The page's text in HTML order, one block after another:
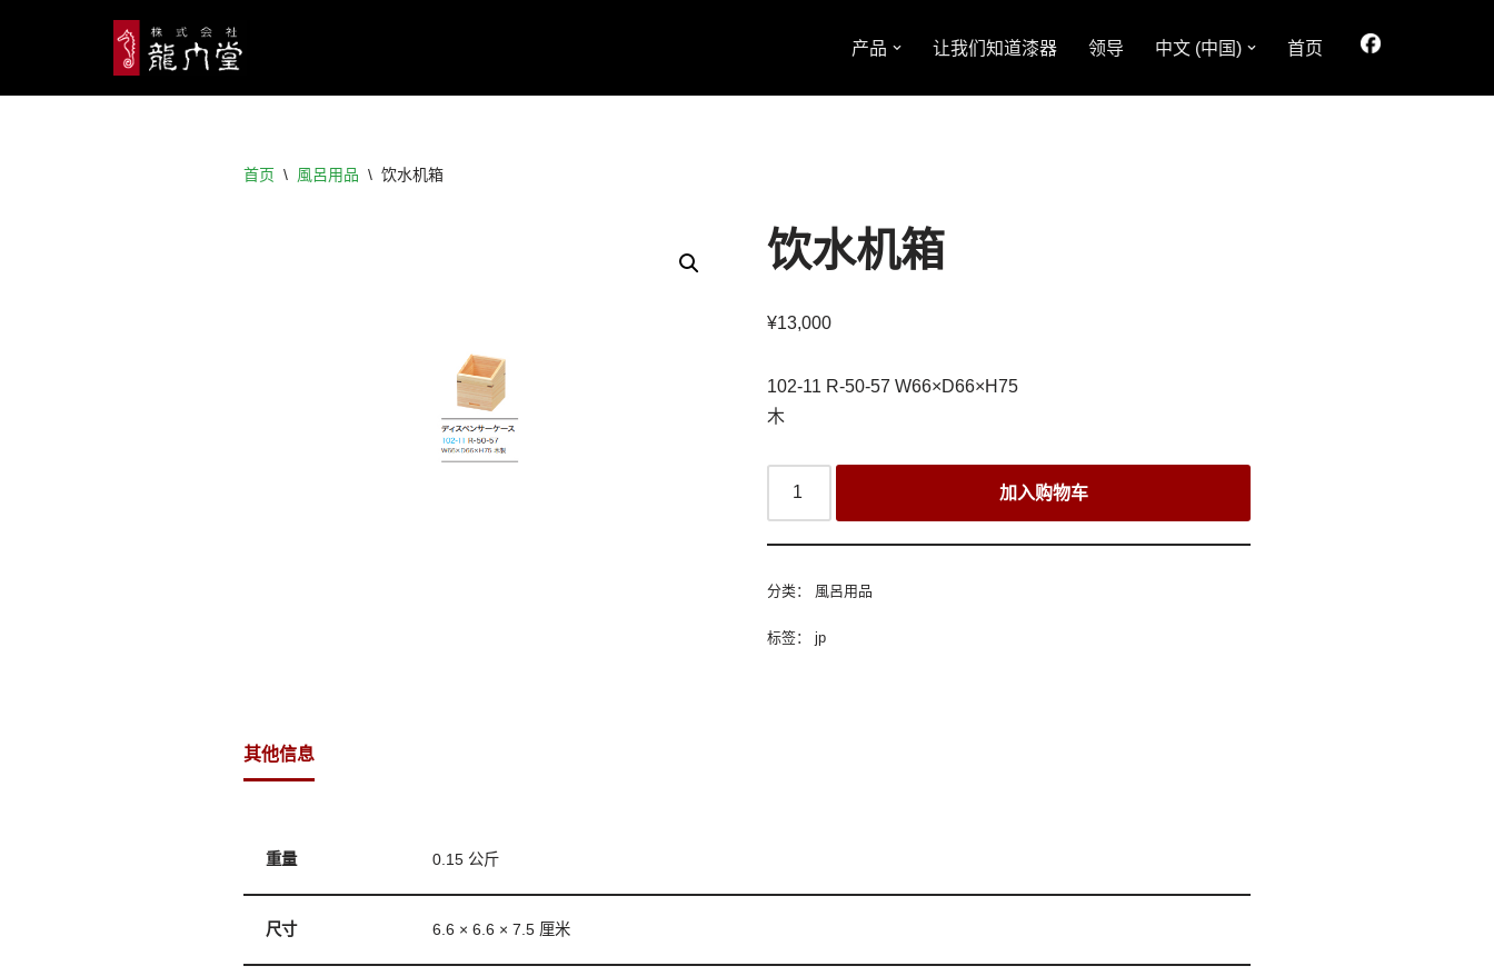
至
产品 让我们知道漆器 领导 中文 (中国) 首页
首页 \ 風呂用品 \ 饮水机箱
饮水机箱
¥13,000
102-11 R-50-57 W66×D66×H75
木
加入购物车
分类： 風呂用品
标签：jp
其他信息
重量 0.15 公斤
尺寸 6.6 × 6.6 × 7.5 厘米